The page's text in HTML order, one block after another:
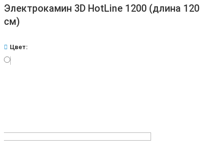
Электрокамин 3D HotLine 1200 (длина 120
см)
Цвет: